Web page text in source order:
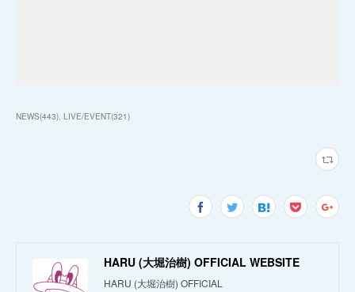
NEWS(443) LIVE/EVENT(321)
HARU (大堀治樹) OFFICIAL WEBSITE
HARU (大堀治樹) OFFICIAL